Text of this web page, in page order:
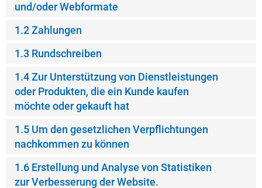
und/oder Webformate
1.2 Zahlungen
1.3 Rundschreiben
1.4 Zur Unterstützung von Dienstleistungen
oder Produkten, die ein Kunde kaufen
möchte oder gekauft hat
1.5 Um den gesetzlichen Verpflichtungen
nachkommen zu können
1.6 Erstellung und Analyse von Statistiken
zur Verbesserung der Website.